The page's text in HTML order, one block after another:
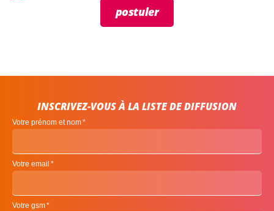
postuler
INSCRIVEZ-VOUS À LA LISTE DE DIFFUSION
Votre prénom et nom
Votre email
Votre gsm